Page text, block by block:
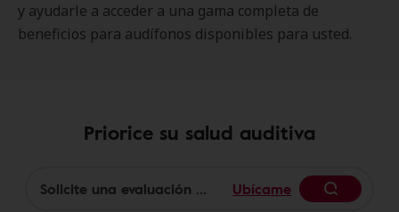
y ayudarle a acceder a una gama completa de
beneficios para audífonos disponibles para usted.
Priorice su salud auditiva
Ubícame